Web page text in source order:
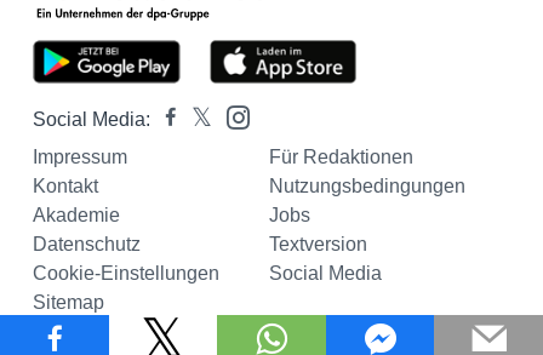
Social Media:
Impressum
Für Redaktionen
Kontakt
Nutzungsbedingungen
Akademie
Jobs
Datenschutz
Textversion
Cookie-Einstellungen
Social Media
Sitemap